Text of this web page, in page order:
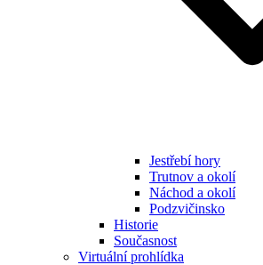
Jestřebí hory
Trutnov a okolí
Náchod a okolí
Podzvičinsko
Historie
Současnost
Virtuální prohlídka